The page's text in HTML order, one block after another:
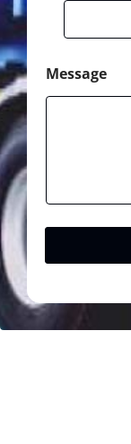
Message